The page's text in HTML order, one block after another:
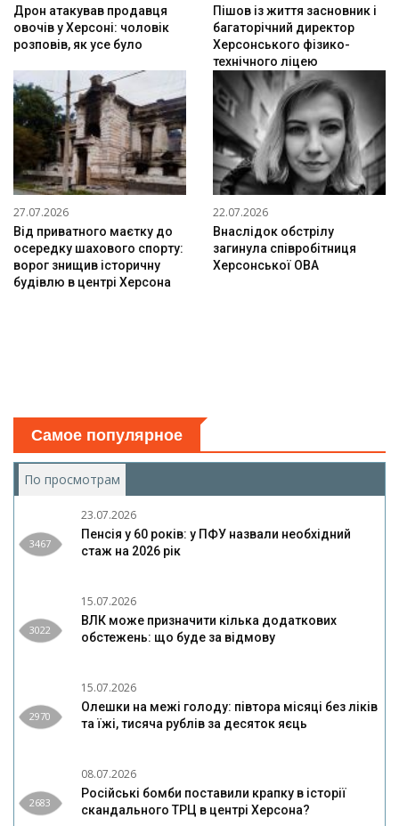
Дрон атакував продавця
овочів у Херсоні: чоловік
розповів, як усе було
Пішов із життя засновник і
багаторічний директор
Херсонського фізико-
технічного ліцею
27.07.2026
Від приватного маєтку до
осередку шахового спорту:
ворог знищив історичну
будівлю в центрі Херсона
22.07.2026
Внаслідок обстрілу
загинула співробітниця
Херсонської ОВА
Самое популярное
По просмотрам
3467
23.07.2026
Пенсія у 60 років: у ПФУ назвали необхідний
стаж на 2026 рік
3022
15.07.2026
ВЛК може призначити кілька додаткових
обстежень: що буде за відмову
2970
15.07.2026
Олешки на межі голоду: півтора місяці без ліків
та їжі, тисяча рублів за десяток яєць
2683
08.07.2026
Російські бомби поставили крапку в історії
скандального ТРЦ в центрі Херсона?